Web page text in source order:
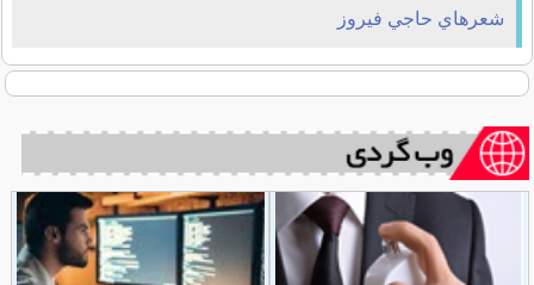
شعرهاي حاجي فيروز